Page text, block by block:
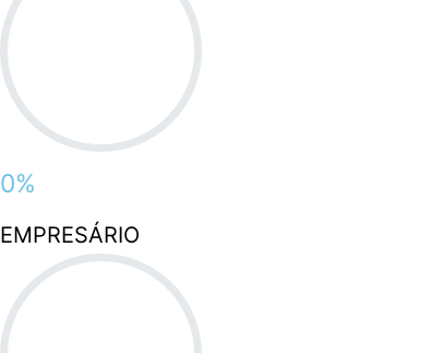
0%
EMPRESÁRIO